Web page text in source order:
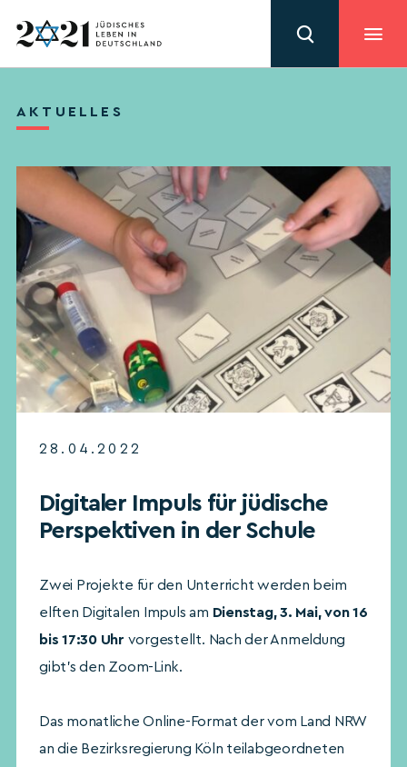
AKTUELLES
28.04.2022
Digitaler Impuls für jüdische
Perspektiven in der Schule
Zwei Projekte für den Unterricht werden beim
elften Digitalen Impuls am Dienstag, 3. Mai, von 16
bis 17:30 Uhr vorgestellt. Nach der Anmeldung
gibt’s den Zoom-Link.
Das monatliche Online-Format der vom Land NRW
an die Bezirksregierung Köln teilabgeordneten